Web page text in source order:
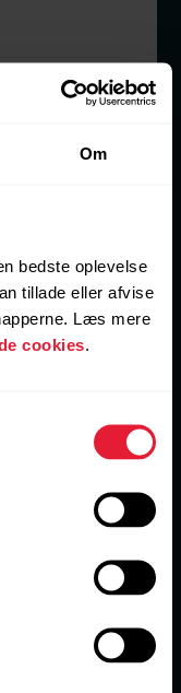
Om
bedste oplevelse
tillade eller afvise
Læs mere
cookies
749,00 kr.